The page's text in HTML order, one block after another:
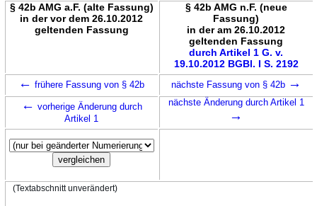
§ 42b AMG a.F. (alte Fassung)
in der vor dem 26.10.2012
geltenden Fassung
§ 42b AMG n.F. (neue
Fassung)
in der am 26.10.2012
geltenden Fassung
durch Artikel 1 G. v.
19.10.2012 BGBl. I S. 2192
← frühere Fassung von § 42b nächste Fassung von § 42b →
← vorherige Änderung durch
Artikel 1
nächste Änderung durch Artikel 1
→
(Textabschnitt unverändert)